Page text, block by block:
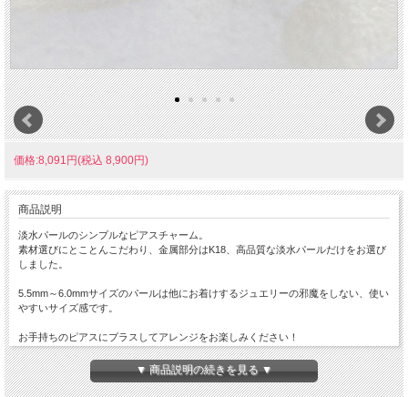
価格:8,091円(税込 8,900円)
商品説明
淡水パールのシンプルなピアスチャーム。
素材選びにとことんこだわり、金属部分はK18、高品質な淡水パールだけをお選び
しました。
5.5mm～6.0mmサイズのパールは他にお着けするジュエリーの邪魔をしない、使い
やすいサイズ感です。
お手持ちのピアスにプラスしてアレンジをお楽しみください！
DETAILS
縦：30mm×横：40mm
▼ 商品説明の続きを見る ▼